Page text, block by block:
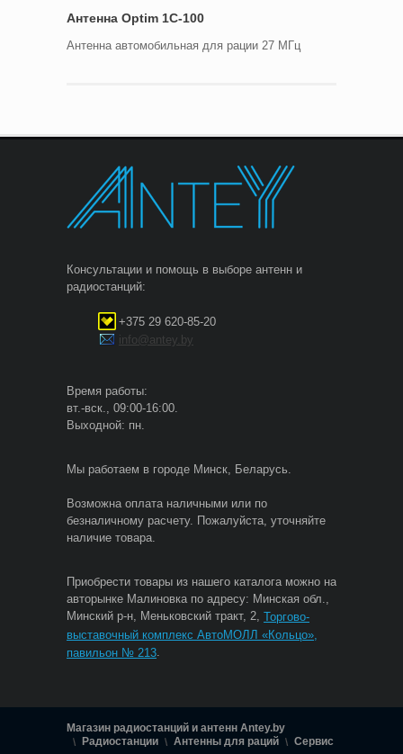
Антенна Optim 1C-100
Антенна автомобильная для рации 27 МГц
Консультации и помощь в выборе антенн и
радиостанций:
+375 29 620-85-20
info@antey.by
Время работы:
вт.-вск., 09:00-16:00.
Выходной: пн.
Мы работаем в городе Минск, Беларусь.
Возможна оплата наличными или по
безналичному расчету. Пожалуйста, уточняйте
наличие товара.
Приобрести товары из нашего каталога можно на
авторынке Малиновка по адресу: Минская обл.,
Минский р-н, Меньковский тракт, 2, Торгово-
выставочный комплекс АвтоМОЛЛ «Кольцо»,
павильон № 213
Магазин радиостанций и антенн Antey.by
Радиостанции
Антенны для раций Сервис